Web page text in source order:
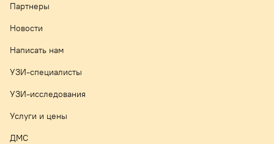
Партнеры
Новости
Написать нам
УЗИ-специалисты
УЗИ-исследования
Услуги и цены
ДМС